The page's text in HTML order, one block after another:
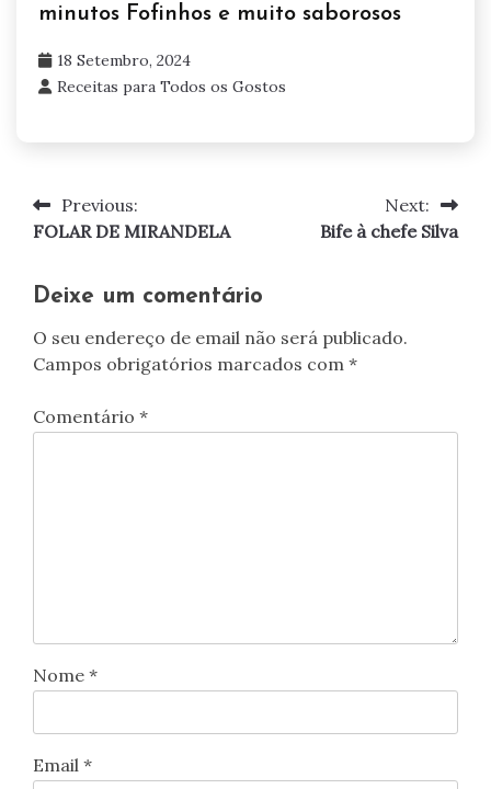
minutos Fofinhos e muito saborosos
18 Setembro, 2024
Receitas para Todos os Gostos
Navegação
artigos
Previous:
FOLAR DE MIRANDELA
Next:
Bife à chefe Silva
Deixe um comentário
O seu endereço de email não será publicado.
Campos obrigatórios marcados com *
Comentário *
Nome *
Email *